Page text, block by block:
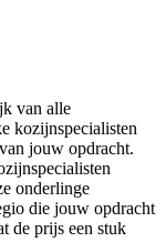
van alle
kozijnspecialisten
jouw opdracht.
onderlinge
die jouw opdracht
de prijs een stuk